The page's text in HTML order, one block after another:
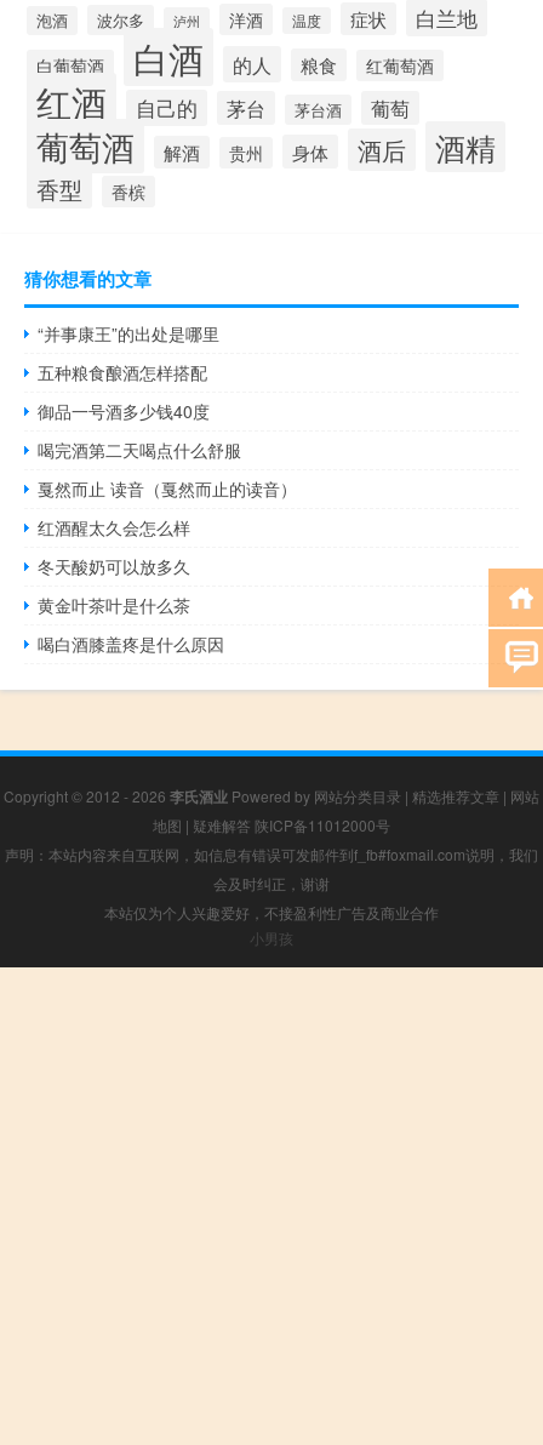
泡酒 波尔多 泸州 洋酒 温度 症状 白兰地
白葡萄酒 白酒 的人 粮食 红葡萄酒
红酒 自己的 茅台 茅台酒 葡萄
葡萄酒 解酒 贵州 身体 酒后 酒精
香型 香槟
猜你想看的文章
“并事康王”的出处是哪里
五种粮食酿酒怎样搭配
御品一号酒多少钱40度
喝完酒第二天喝点什么舒服
戛然而止 读音（戛然而止的读音）
红酒醒太久会怎么样
冬天酸奶可以放多久
黄金叶茶叶是什么茶
喝白酒膝盖疼是什么原因
Copyright © 2012 - 2026 李氏酒业 Powered by 网站分类目录 | 精选推荐文章 | 网站
地图 | 疑难解答 陕ICP备11012000号
声明：本站内容来自互联网，如信息有错误可发邮件到f_fb#foxmail.com说明，我们
会及时纠正，谢谢
本站仅为个人兴趣爱好，不接盈利性广告及商业合作
小男孩